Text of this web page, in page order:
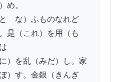
め。
ゝな）ふものなれど
是（これ）を用（も
）を乱（みだ）し。家
）す。金銀（きんぎ